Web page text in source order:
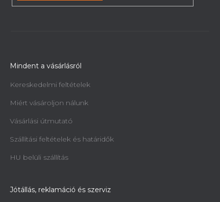
Mindent a vásárlásról
Kereskedelmi feltételek
Miért vásároljon nálunk
Vásárlási útmutató
Szállítási feltételek és határidők
HU belüli szállítás
Jótállás, reklamáció és szerviz